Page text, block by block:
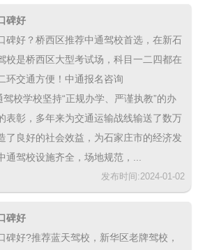
碑好
碑好？桥西区推荐中通驾校首选，在新石
校是桥西区大型考试场，科目一二四都在
环交通方便！中通报名咨询
校学校坚持“正规办学、严谨执教”的办
表彰，多年来为交通运输战线输送了数万
了良好的社会效益，为石家庄市的经济发
通驾校设施齐全，场地规范，...
发布时间:2024-01-02
碑好
碑好?推荐蓝天驾校，新华区老牌驾校，